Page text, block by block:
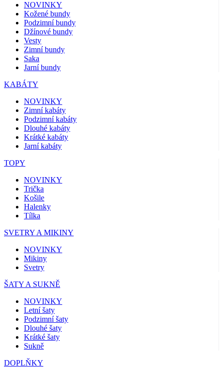
NOVINKY
Kožené bundy
Podzimní bundy
Džínové bundy
Vesty
Zimní bundy
Saka
Jarní bundy
KABÁTY
NOVINKY
Zimní kabáty
Podzimní kabáty
Dlouhé kabáty
Krátké kabáty
Jarní kabáty
TOPY
NOVINKY
Trička
Košile
Halenky
Tílka
SVETRY A MIKINY
NOVINKY
Mikiny
Svetry
ŠATY A SUKNĚ
NOVINKY
Letní šaty
Podzimní šaty
Dlouhé šaty
Krátké šaty
Sukně
DOPLŇKY